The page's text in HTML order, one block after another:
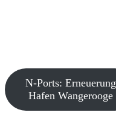
N-Ports: Erneuerung
Hafen Wangerooge